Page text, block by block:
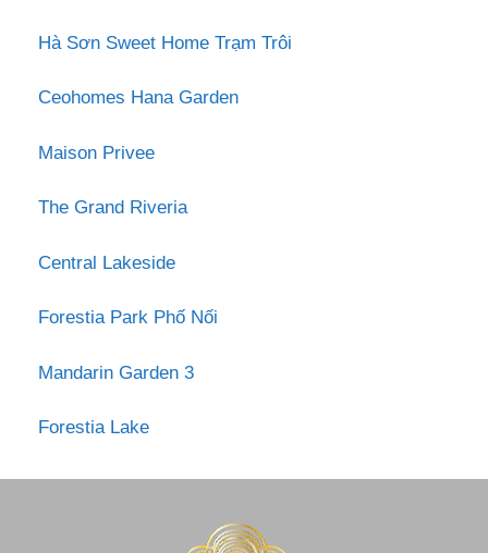
Hà Sơn Sweet Home Trạm Trôi
Ceohomes Hana Garden
Maison Privee
The Grand Riveria
Central Lakeside
Forestia Park Phố Nối
Mandarin Garden 3
Forestia Lake